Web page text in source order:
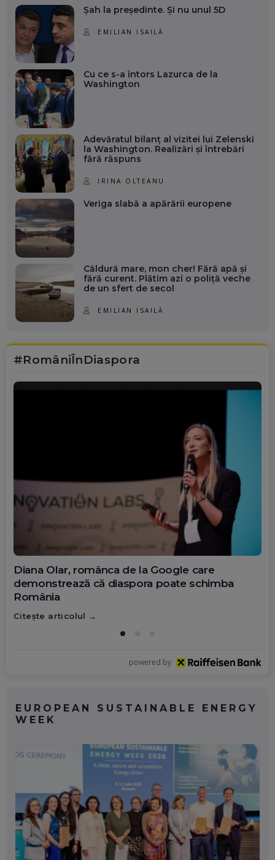
Șah la președinte. Și nu unul 5D
EMILIAN ISAILĂ
Cu ce s-a întors Lazurca de la
Washington
Adevăratul bilanț al vizitei lui Zelenski
la Washington. Realizări și întrebări
fără răspuns
IRINA OLTEANU
Veriga slabă a apărării europene
Căldură mare, mon cher! Fără apă și
fără curent. Plătim azi o poliță veche
de un sfert de secol
EMILIAN ISAILĂ
#RomâniÎnDiaspora
Diana Olar, românca de la Google care
demonstrează că diaspora poate schimba
România
Citește articolul
powered by
EUROPEAN SUSTAINABLE ENERGY
WEEK